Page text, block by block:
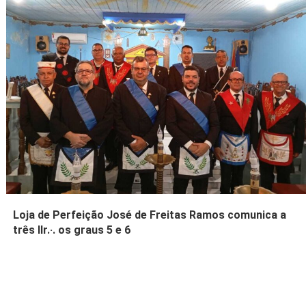
Loja de Perfeição José de Freitas Ramos comunica a
três IIr.·. os graus 5 e 6